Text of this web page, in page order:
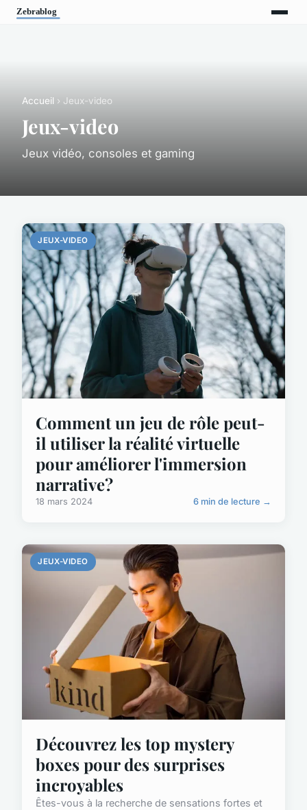
Accueil › Jeux-video
Jeux-video
Jeux vidéo, consoles et gaming
JEUX-VIDEO
Comment un jeu de rôle peut-
il utiliser la réalité virtuelle
pour améliorer l'immersion
narrative?
18 mars 2024 6 min de lecture →
JEUX-VIDEO
Découvrez les top mystery
boxes pour des surprises
incroyables
Êtes-vous à la recherche de sensations fortes et